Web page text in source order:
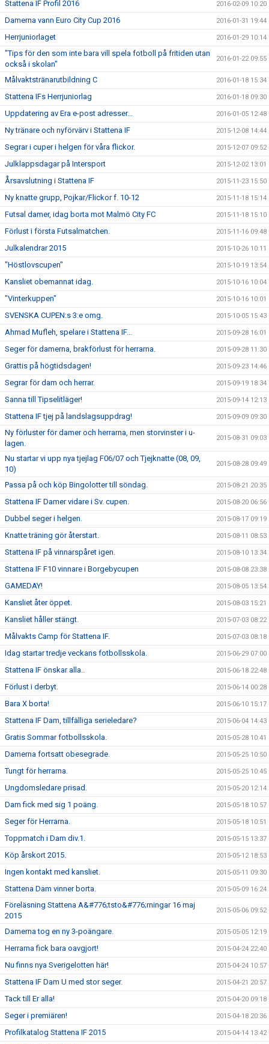
Stattena IF Profil 2016 2016-02-09 10:20
Damerna vann Euro City Cup 2016 2016-01-31 19:44
Herrjuniorlaget 2016-01-29 10:14
"Tips för den som inte bara vill spela fotboll på fritiden utan
också i skolan"
2016-01-22 09:55
Målvaktstränarutbildning C 2016-01-18 15:34
Stattena IFs Herrjuniorlag 2016-01-18 09:30
Uppdatering av Era e-post adresser... 2016-01-05 12:48
Ny tränare och nyförvärv i Stattena IF 2015-12-08 14:44
Segrar i cuper i helgen för våra flickor. 2015-12-07 09:52
Julklappsdagar på Intersport 2015-12-02 13:01
Årsavslutning i Stattena IF 2015-11-23 15:50
Ny knatte grupp, Pojkar/Flickor f. 10-12 2015-11-18 15:14
Futsal damer, idag borta mot Malmö City FC 2015-11-18 15:10
Förlust i första Futsalmatchen. 2015-11-16 09:48
Julkalendrar 2015 2015-10-26 10:11
"Höstlovscupen" 2015-10-19 13:54
Kansliet obemannat idag. 2015-10-16 10:04
"Vinterkuppen" 2015-10-16 10:01
SVENSKA CUPEN:s 3:e omg. 2015-10-05 15:43
Ahmad Mufleh, spelare i Stattena IF... 2015-09-28 16:01
Seger för damerna, brakförlust för herrarna. 2015-09-28 11:30
Grattis på högtidsdagen! 2015-09-23 14:46
Segrar för dam och herrar. 2015-09-19 18:34
Sanna till Tipselitläger! 2015-09-14 12:13
Stattena IF tjej på landslagsuppdrag! 2015-09-09 09:30
Ny förluster för damer och herrarna, men storvinster i u-
lagen.
2015-08-31 09:03
Nu startar vi upp nya tjejlag F06/07 och Tjejknatte (08, 09,
10)
2015-08-28 09:49
Passa på och köp Bingolotter till söndag. 2015-08-21 20:35
Stattena IF Damer vidare i Sv. cupen. 2015-08-20 06:56
Dubbel seger i helgen. 2015-08-17 09:19
Knatte träning gör återstart. 2015-08-11 08:53
Stattena IF på vinnarspåret igen. 2015-08-10 13:34
Stattena IF F10 vinnare i Borgebycupen 2015-08-08 23:38
GAMEDAY! 2015-08-05 13:54
Kansliet åter öppet. 2015-08-03 15:21
Kansliet håller stängt. 2015-07-03 08:22
Målvakts Camp för Stattena IF. 2015-07-03 08:18
Idag startar tredje veckans fotbollsskola. 2015-06-29 07:00
Stattena IF önskar alla.. 2015-06-18 22:48
Förlust i derbyt. 2015-06-14 00:28
Bara X borta! 2015-06-10 15:17
Stattena IF Dam, tillfälliga serieledare? 2015-06-04 14:43
Gratis Sommar fotbollsskola. 2015-05-28 10:41
Damerna fortsatt obesegrade. 2015-05-25 10:50
Tungt för herrarna. 2015-05-25 10:45
Ungdomsledare prisad. 2015-05-20 12:14
Dam fick med sig 1 poäng. 2015-05-18 10:57
Seger för Herrarna. 2015-05-18 10:51
Toppmatch i Dam div.1. 2015-05-15 13:37
Köp årskort 2015. 2015-05-12 18:53
Ingen kontakt med kansliet. 2015-05-11 09:30
Stattena Dam vinner borta. 2015-05-09 16:24
Föreläsning Stattena A&#776;tsto&#776;rningar 16 maj
2015
2015-05-06 09:52
Damerna tog en ny 3-poängare. 2015-05-05 12:19
Herrarna fick bara oavgjort! 2015-04-24 22:40
Nu finns nya Sverigelotten här! 2015-04-24 10:57
Stattena IF Dam U med stor seger. 2015-04-21 20:57
Tack till Er alla! 2015-04-20 09:18
Seger i premiären! 2015-04-18 20:36
Profilkatalog Stattena IF 2015 2015-04-14 13:42